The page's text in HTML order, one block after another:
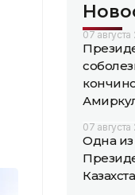
07
07 августа
Одна из